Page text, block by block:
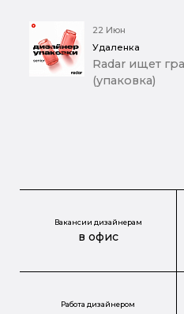
22 Июн
Удаленка
Radar ищет
(упаковка)
Вакансии дизайнерам
в офис
Работа дизайнером